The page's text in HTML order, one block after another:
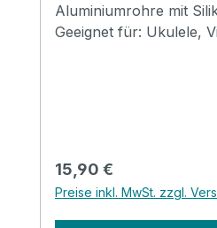
Aluminiumrohre mit Silikon-Kontaktpads,
Geeignet für: Ukulele,
Regulärer Preis:
15,90 €
Preise inkl. MwSt. zzgl.